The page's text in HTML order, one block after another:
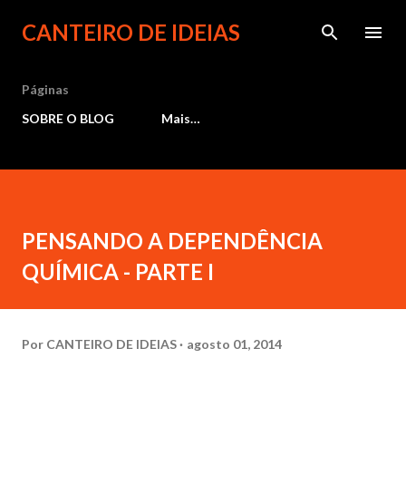
Pular para o conteúdo principal
CANTEIRO DE IDEIAS
Páginas
SOBRE O BLOG
Mais…
PENSANDO A DEPENDÊNCIA
QUÍMICA - PARTE I
Por CANTEIRO DE IDEIAS agosto 01, 2014